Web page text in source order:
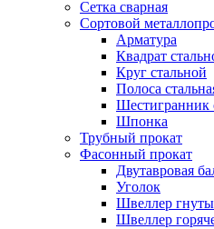
Сетка сварная
Сортовой
Арматура
Квадрат
Круг стальной
Полоса
Шестигранник
Шпонка
Трубный прокат
Фасонный прокат
Двутавровая
Уголок
Швеллер
Швеллер